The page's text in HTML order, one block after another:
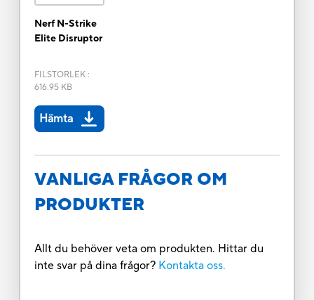
Nerf N-Strike
Elite Disruptor
FILSTORLEK:
616.95 KB
Hämta
VANLIGA FRÅGOR OM
PRODUKTER
Allt du behöver veta om produkten. Hittar du
inte svar på dina frågor? Kontakta oss.